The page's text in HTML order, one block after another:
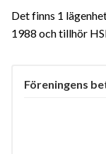
Det finns 1
1988 och tillhör
Föreningens